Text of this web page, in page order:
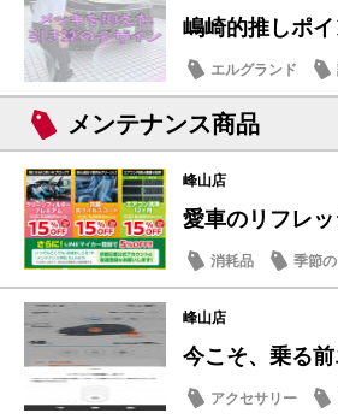
嶋崎的推しポ
エルグランド
メンテナンス商品
峰山店
愛車のリフレ
消耗品 季節
峰山店
今こそ、乗る
アクセサリー